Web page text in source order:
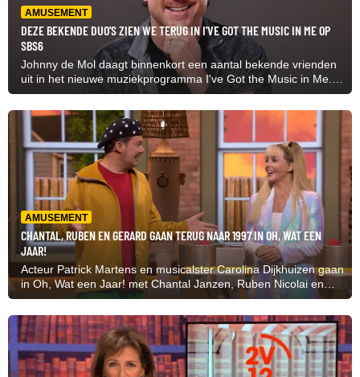
AMUSEMENT
DEZE BEKENDE DUO'S ZIEN WE TERUG IN I'VE GOT THE MUSIC IN ME OP
SBS6
Johnny de Mol daagt binnenkort een aantal bekende vrienden
uit in het nieuwe muziekprogramma I've Got the Music in Me.
Inmiddels is bekend welke BN’ers dit precies zijn.
AMUSEMENT
CHANTAL, RUBEN EN GERARD GAAN TERUG NAAR 1997 IN OH, WAT EEN
JAAR!
Acteur Patrick Martens en musicalster Carolina Dijkhuizen gaan
in Oh, Wat een Jaar! met Chantal Janzen, Ruben Nicolai en
Gerard Joling terug naar het jaar 1997. De tijd van de
tamagotchi, The Spice Girls en... jawel een Elfstedentocht.